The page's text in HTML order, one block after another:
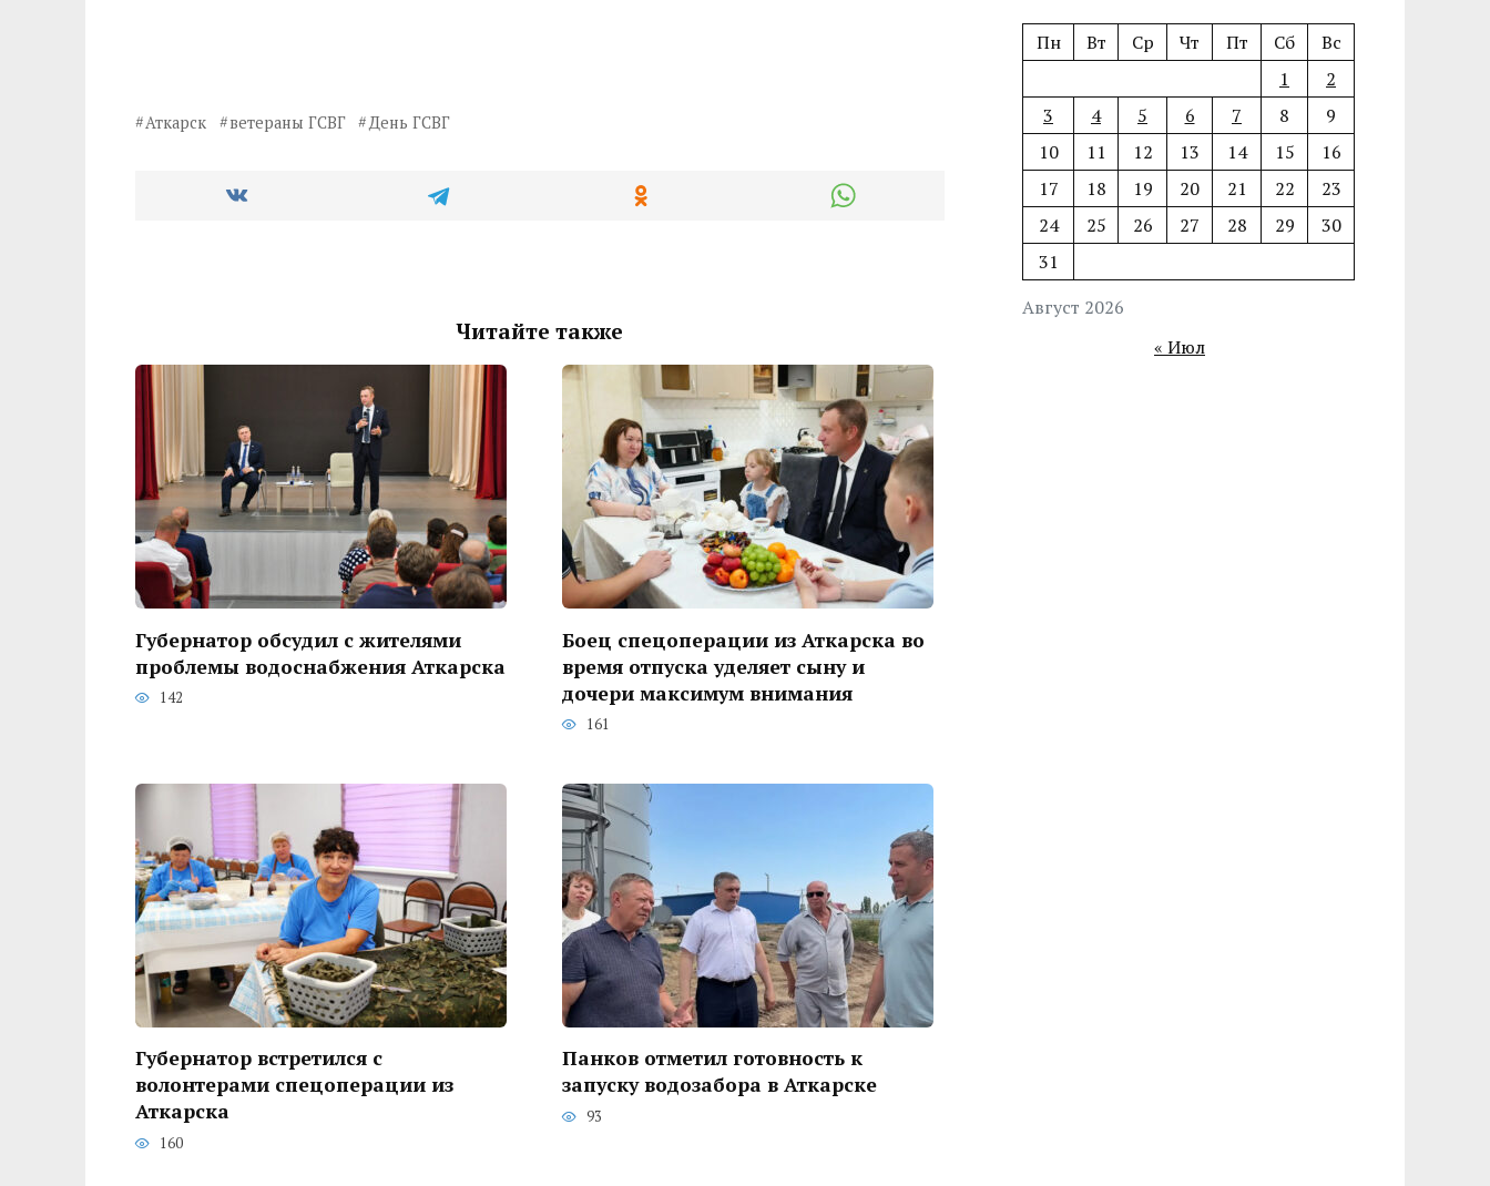
Аткарск ветераны ГСВГ День ГСВГ
Читайте также
Губернатор обсудил с жителями
проблемы водоснабжения Аткарска
142
Боец спецоперации из Аткарска во
время отпуска уделяет сыну и
дочери максимум внимания
161
Губернатор встретился с
волонтерами спецоперации из
Аткарска
160
Панков отметил готовность к
запуску водозабора в Аткарске
93
Август 2026
Пн Вт Ср Чт Пт Сб
Вс
1
2
3
4 5 6 7 8
9
10
11 12 13 14 15
16
17
18 19 20 21 22
23
24
25 26 27 28 29
30
31
« Июл